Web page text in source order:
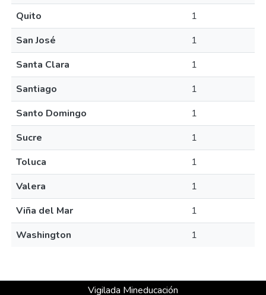
Quito
1
San José
1
Santa Clara
1
Santiago
1
Santo Domingo
1
Sucre
1
Toluca
1
Valera
1
Viña del Mar
1
Washington
1
Vigilada Mineducación